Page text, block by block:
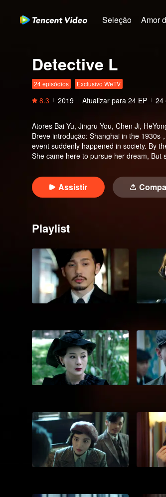
Seleção Amor
Detective L
24 episódios Exclusivo WeTV
8.3 2019 Atualizar para 24 EP 24
Atores Bai Yu, Jingru You, Chen Ji,
Breve introdução: Shanghai in the 1930s
event suddenly happened in society. By
She came here to pursue her dream, But
Assistir
Playlist